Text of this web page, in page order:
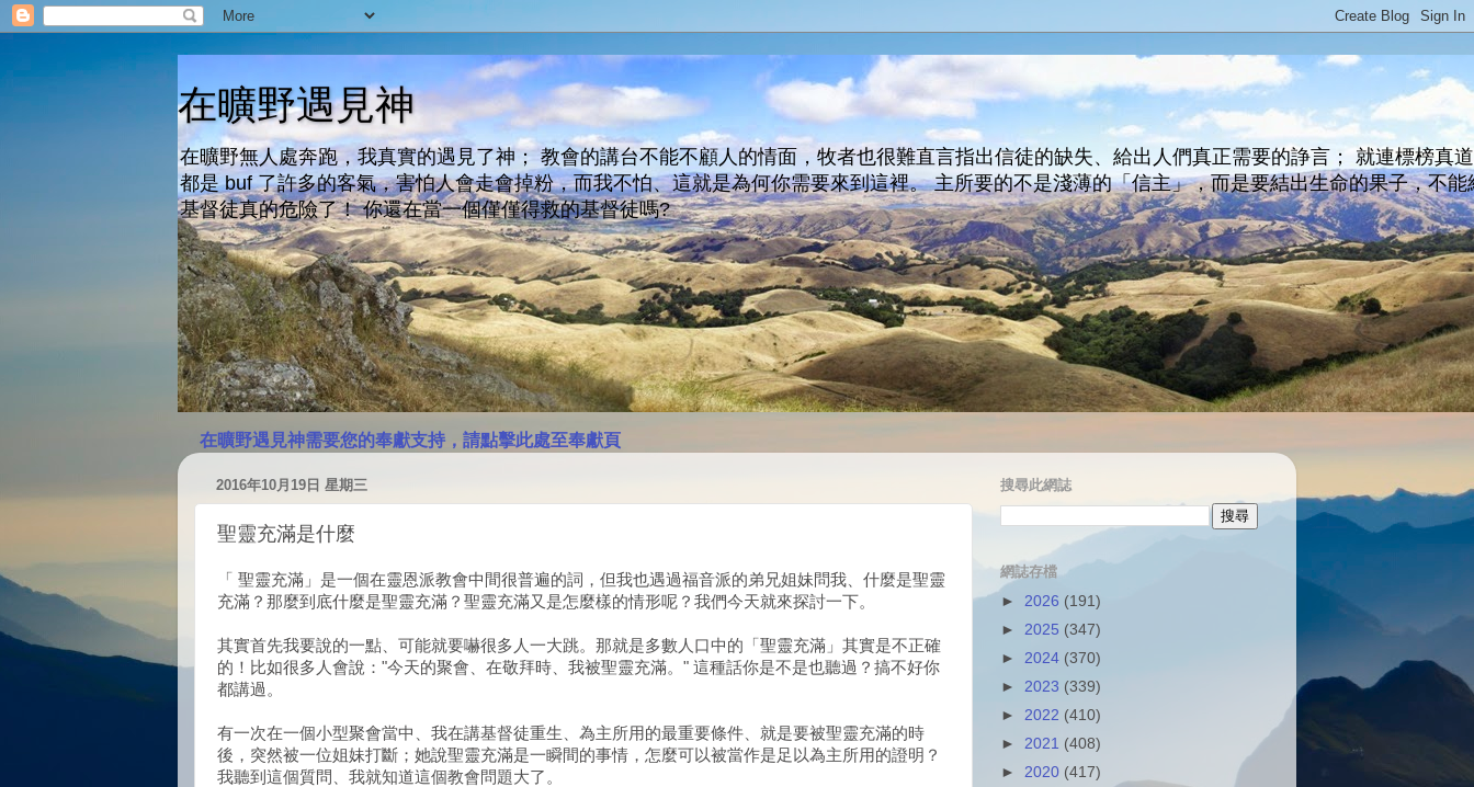
在曠野遇見神
在曠野無人處奔跑，我真實的遇見了神； 教會的講台不能不顧人的情面，牧者也很難直言指出信徒的缺失、給出人們真正需要的諍言； 就連標榜真
都是 buf 了許多的客氣，害怕人會走會掉粉，而我不怕、這就是為何你需要來到這裡。 主所要的不是淺薄的「信主」，而是要結出生命的果子，不能
基督徒真的危險了！ 你還在當一個僅僅得救的基督徒嗎?
在曠野遇見神需要您的奉獻支持，請點擊此處至奉獻頁
2016年10月19日 星期三
聖靈充滿是什麼
「 聖靈充滿」是一個在靈恩派教會中間很普遍的詞，但我也遇過福音派的弟兄姐妹問我、什麼是聖靈
充滿？那麼到底什麼是聖靈充滿？聖靈充滿又是怎麼樣的情形呢？我們今天就來探討一下。
其實首先我要說的一點、可能就要嚇很多人一大跳。那就是多數人口中的「聖靈充滿」其實是不正確
的！比如很多人會說："今天的聚會、在敬拜時、我被聖靈充滿。" 這種話你是不是也聽過？搞不好你
都講過。
有一次在一個小型聚會當中、我在講基督徒重生、為主所用的最重要條件、就是要被聖靈充滿的時
後，突然被一位姐妹打斷；她說聖靈充滿是一瞬間的事情，怎麼可以被當作是足以為主所用的證明？
我聽到這個質問、我就知道這個教會問題大了。
搜尋此網誌
網誌存檔
► 2026 (191)
► 2025 (347)
► 2024 (370)
► 2023 (339)
► 2022 (410)
► 2021 (408)
► 2020 (417)